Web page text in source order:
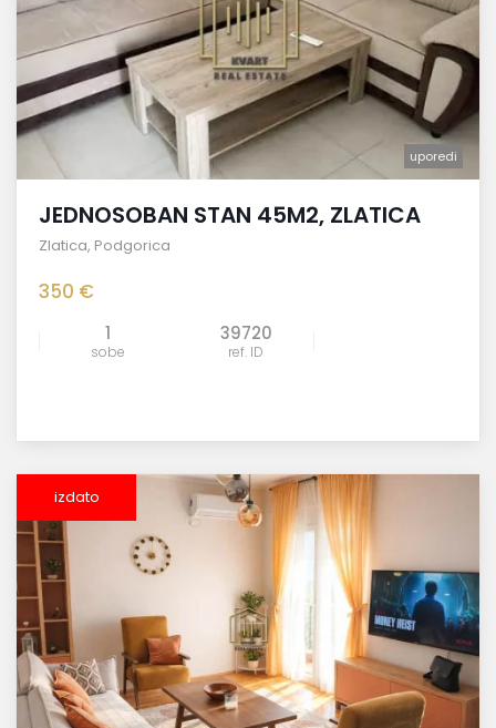
uporedi
JEDNOSOBAN STAN 45M2, ZLATICA
Zlatica, Podgorica
350 €
1
sobe
39720
ref. ID
izdato